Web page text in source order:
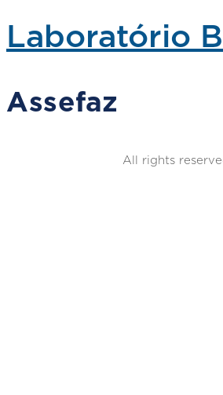
Laboratório
Assefaz
All rights